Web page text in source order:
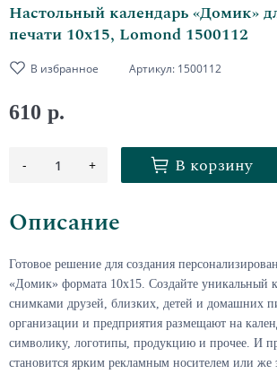
Настольный календарь «Домик»
печати 10х15, Lomond 1500112
В избранное Артикул: 1500112
610 р.
- 1 + В корзину
Описание
Готовое решение для создания
«Домик» формата 10х15. Создайте уникальный
снимками друзей, близких, детей и домашних
организации и предприятия размещают на
символику, логотипы, продукцию и прочее. И
становится ярким рекламным носителем или же